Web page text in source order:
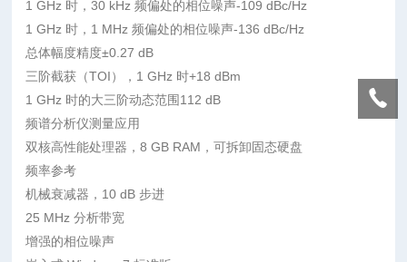
1 GHz 时，30 kHz 频偏处的相位噪声-109 dBc/Hz
1 GHz 时，1 MHz 频偏处的相位噪声-136 dBc/Hz
总体幅度精度±0.27 dB
三阶截获（TOI），1 GHz 时+18 dBm
1 GHz 时的大三阶动态范围112 dB
频谱分析仪测量应用
双核高性能处理器，8 GB RAM，可拆卸固态硬盘
频率参考
机械衰减器，10 dB 步进
25 MHz 分析带宽
增强的相位噪声